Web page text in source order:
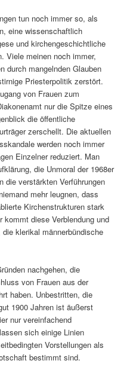
tun noch immer so, als
eine wissenschaftlich
und kirchengeschichtliche
Viele meinen noch immer,
durch mangelnden Glauben
Priesterpolitik zerstört.
von Frauen zum
nur die Spitze eines
die öffentliche
zerschellt. Die aktuellen
werden noch immer
Einzelner reduziert. Man
die Unmoral der 1968er
die verstärkten Verführungen
mehr leugnen, dass
Kirchenstrukturen stark
kommt diese Verblendung und
klerikal männerbündische
nachgehen, die
von Frauen aus der
haben. Unbestritten, die
1900 Jahren ist äußerst
nur vereinfachend
sich einige Linien
Vorstellungen als
bestimmt sind.